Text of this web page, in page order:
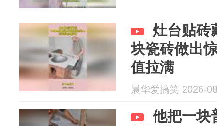
灶台贴砖
块瓷砖做出
值拉满
晨华爱搞笑 2026-
他把一块